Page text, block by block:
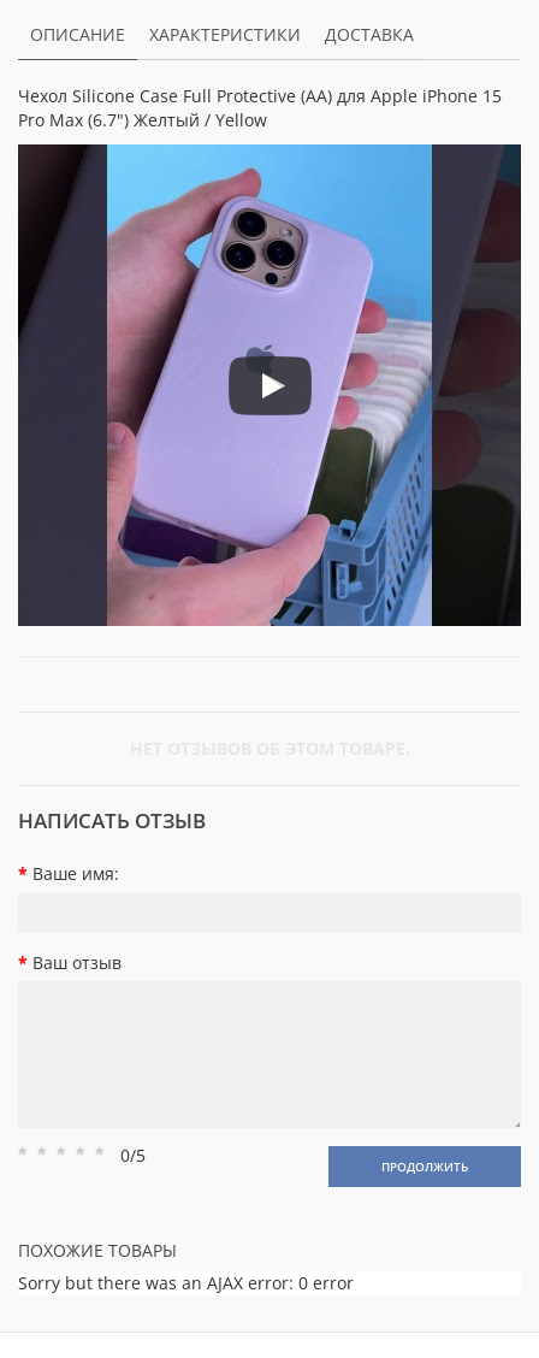
ОПИСАНИЕ ХАРАКТЕРИСТИКИ ДОСТАВКА
Чехол Silicone Case Full Protective (AA) для Apple iPhone 15
Pro Max (6.7") Желтый / Yellow
НАПИСАТЬ ОТЗЫВ
Ваше имя:
Ваш отзыв
Рейтинг
Рейтинг
Рейтинг
Рейтинг
Рейтинг
0/5 ПРОДОЛЖИТЬ
ПОХОЖИЕ ТОВАРЫ
Sorry but there was an AJAX error: 0 error